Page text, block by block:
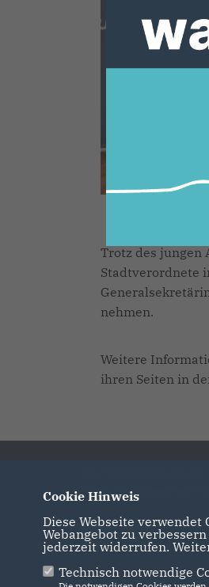
Trotz des jungen
Stadtverordnete
nehmen.
Weitere
ihren Seiten in
Dom- und Kaiserstadt
Cookie Hinweis
Diese Webseite
Webangebot zu
jederzeit widerrufen.
Technisch notwendige